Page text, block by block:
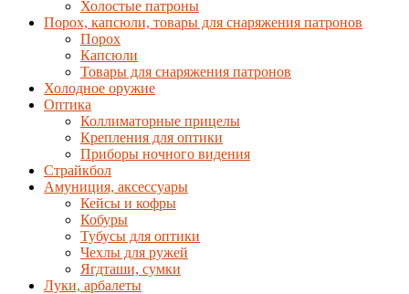
Холостые патроны
Порох, капсюли, товары для снаряжения патронов
Порох
Капсюли
Товары для снаряжения патронов
Холодное оружие
Оптика
Коллиматорные прицелы
Крепления для оптики
Приборы ночного видения
Страйкбол
Амуниция, аксессуары
Кейсы и кофры
Кобуры
Тубусы для оптики
Чехлы для ружей
Ягдташи, сумки
Луки, арбалеты